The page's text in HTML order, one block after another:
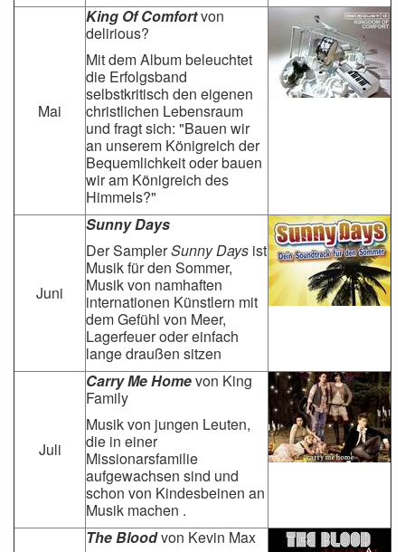
Mai
King Of Comfortvon
delirious?
Mit dem Album beleuchtet
die Erfolgsband
selbstkritisch den eigenen
christlichen Lebensraum
und fragt sich: "Bauen wir
an unserem Königreich der
Bequemlichkeit oder bauen
wir am Königreich des
Himmels?"
Juni
Sunny Days
Der SamplerSunny Days ist
Musik für den Sommer,
Musik von namhaften
internationen Künstlern mit
dem Gefühl von Meer,
Lagerfeuer oder einfach
lange draußen sitzen
Juli
Carry Me Homevon King
Family
Musik von jungen Leuten,
die in einer
Missionarsfamilie
aufgewachsen sind und
schon von Kindesbeinen an
Musik machen .
The Bloodvon Kevin Max